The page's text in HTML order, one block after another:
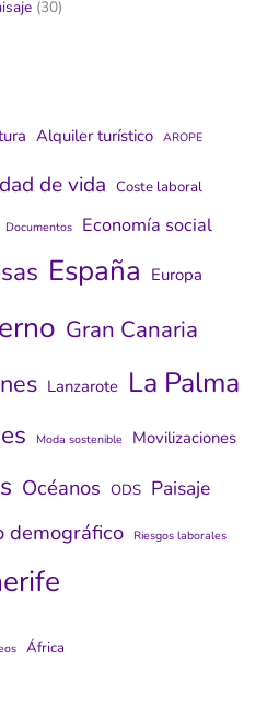
(30)
Alquiler turístico AROPE
de vida Coste laboral
Documentos Economía social
España Europa
Gran Canaria
Lanzarote La Palma
Moda sostenible Movilizaciones
Océanos ODS Paisaje
demográfico Riesgos laborales
África